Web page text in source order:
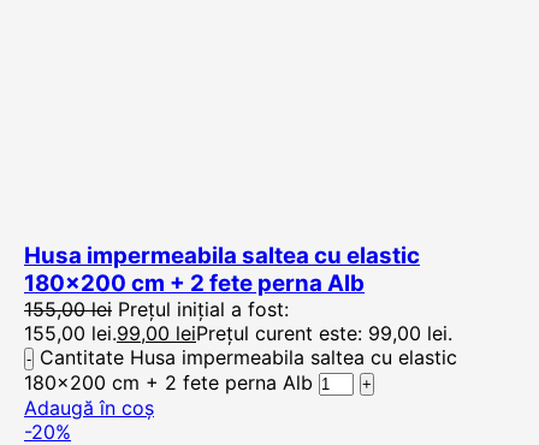
Husa impermeabila saltea cu elastic
180×200 cm + 2 fete perna Alb
155,00lei Prețul inițial a fost:
155,00 lei.99,00 leiPrețul curent este: 99,00 lei.
Cantitate Husa impermeabila saltea cu elastic
180x200 cm + 2 fete perna Alb
Adaugă în coș
-20%